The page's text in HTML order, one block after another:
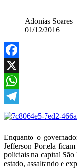
Adonias Soares
01/12/2016
Facebook
X
WhatsApp
Telegram
Enquanto o
Jefferson Portela
policiais na capital
estado, assaltando e